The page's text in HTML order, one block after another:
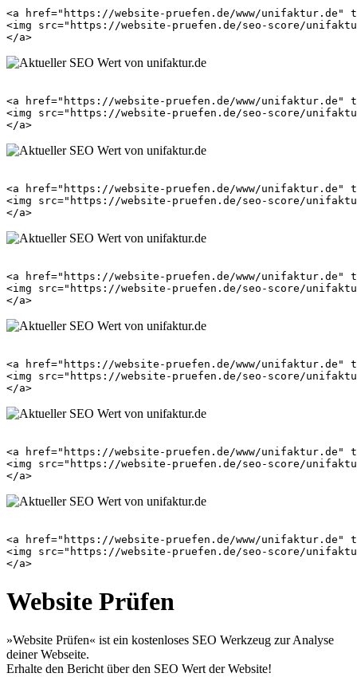
<a href="https://website-pruefen.de/www/unifaktur.de"
<img src="https://website-pruefen.de/seo-score/
<a href="https://website-pruefen.de/www/unifaktur.de"
<img src="https://website-pruefen.de/seo-score/
<a href="https://website-pruefen.de/www/unifaktur.de"
<img src="https://website-pruefen.de/seo-score/
<a href="https://website-pruefen.de/www/unifaktur.de"
<img src="https://website-pruefen.de/seo-score/
<a href="https://website-pruefen.de/www/unifaktur.de"
<img src="https://website-pruefen.de/seo-score/
<a href="https://website-pruefen.de/www/unifaktur.de"
<img src="https://website-pruefen.de/seo-score/
<a href="https://website-pruefen.de/www/unifaktur.de"
<img src="https://website-pruefen.de/seo-score/
Website Prüfen
»Website Prüfen« ist ein kostenloses SEO Werkzeug zur Analyse
deiner Webseite.
Erhalte den Bericht über den SEO Wert der Website!